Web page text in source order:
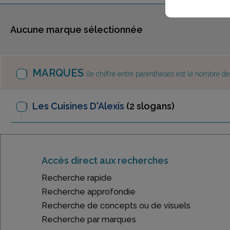
Aucune marque sélectionnée
MARQUES (le chiffre entre parenthèses est le nombre
Les Cuisines D'Alexis (2 slogans)
Accès direct aux recherches
Recherche rapide
Recherche approfondie
Recherche de concepts ou de visuels
Recherche par marques